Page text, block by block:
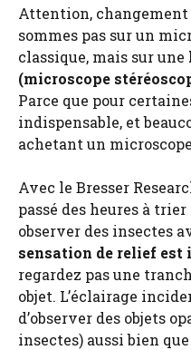
Attention, changement
sommes pas sur un
classique, mais sur une
(microscope
Parce que pour
indispensable, et
achetant un
Avec le Bresser
passé des heures à
observer des insectes
sensation de relief est
regardez pas une
objet. L’éclairage
d’observer des objets
insectes) aussi bien